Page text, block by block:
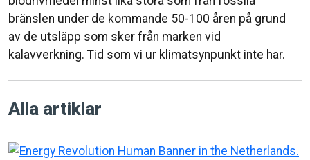
bränslen under de kommande 50-100 åren på grund
av de utsläpp som sker från marken vid
kalavverkning. Tid som vi ur klimatsynpunkt inte har.
Alla artiklar